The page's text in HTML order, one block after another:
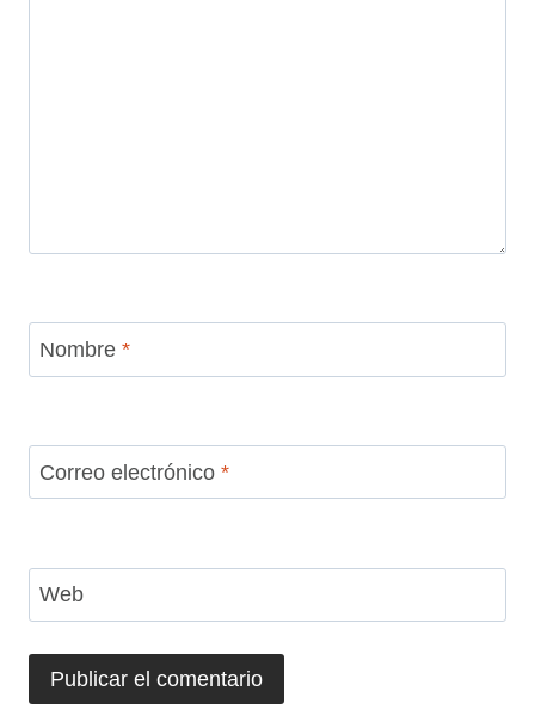
Nombre *
Correo electrónico *
Web